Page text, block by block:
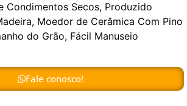
Condimentos Secos, Produzido
Moedor de Cerâmica Com Pino
do Grão, Fácil Manuseio
Fale conosco!